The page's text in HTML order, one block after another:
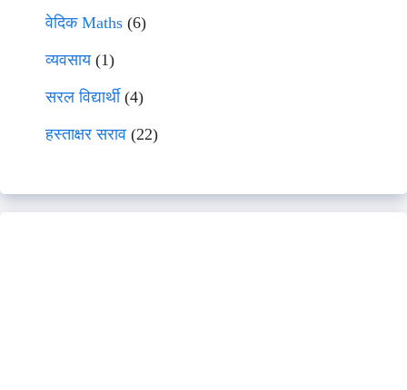
वेदिक Maths (6)
व्यवसाय(1)
सरल विद्यार्थी(4)
हस्ताक्षर सराव (22)